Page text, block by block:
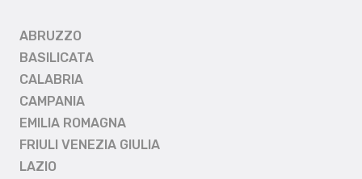
ABRUZZO
BASILICATA
CALABRIA
CAMPANIA
EMILIA ROMAGNA
FRIULI VENEZIA GIULIA
LAZIO